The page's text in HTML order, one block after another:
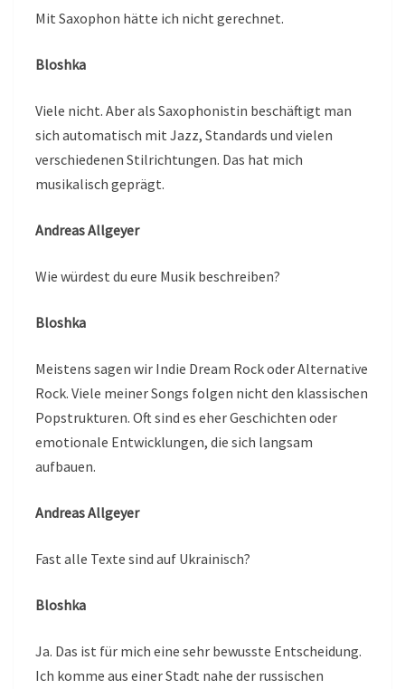
Mit Saxophon hätte ich nicht gerechnet.
Bloshka
Viele nicht. Aber als Saxophonistin beschäftigt man
sich automatisch mit Jazz, Standards und vielen
verschiedenen Stilrichtungen. Das hat mich
musikalisch geprägt.
Andreas Allgeyer
Wie würdest du eure Musik beschreiben?
Bloshka
Meistens sagen wir Indie Dream Rock oder Alternative
Rock. Viele meiner Songs folgen nicht den klassischen
Popstrukturen. Oft sind es eher Geschichten oder
emotionale Entwicklungen, die sich langsam
aufbauen.
Andreas Allgeyer
Fast alle Texte sind auf Ukrainisch?
Bloshka
Ja. Das ist für mich eine sehr bewusste Entscheidung.
Ich komme aus einer Stadt nahe der russischen